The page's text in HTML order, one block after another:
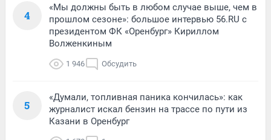
4
«Мы должны быть в любом случае выше, чем в
прошлом сезоне»: большое интервью 56.RU с
президентом ФК «Оренбург» Кириллом
Волженкиным
1 946 Обсудить
5
«Думали, топливная паника кончилась»: как
журналист искал бензин на трассе по пути из
Казани в Оренбург